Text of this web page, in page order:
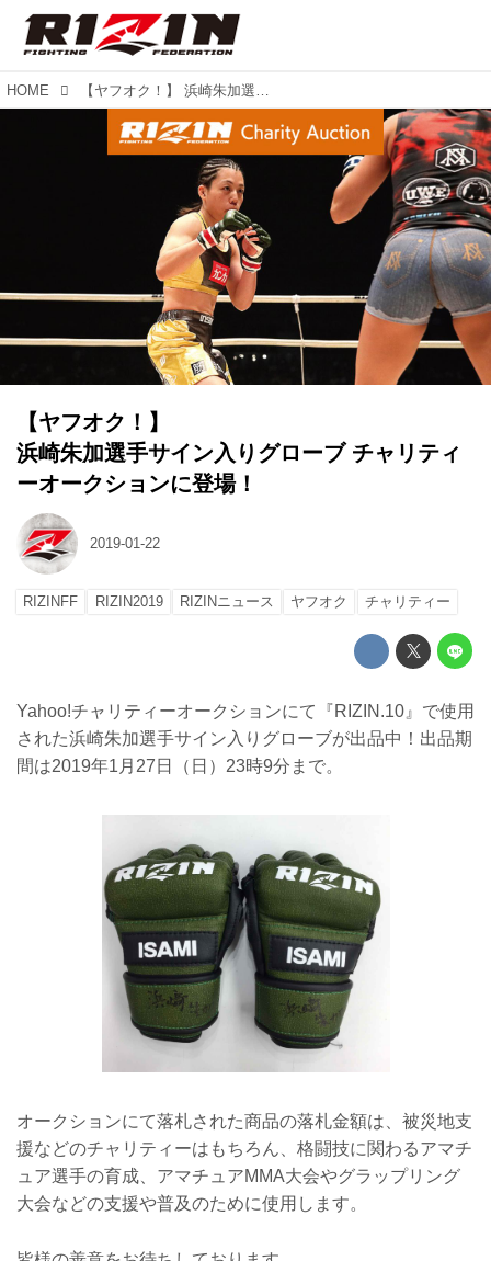
HOME 【ヤフオク！】 浜崎朱加選手サイン入りグローブ チャリティーオークションに登場！
【ヤフオク！】
浜崎朱加選手サイン入りグローブ チャリティ
ーオークションに登場！
2019-01-22
RIZINFF RIZIN2019 RIZINニュース ヤフオク チャリティー
Yahoo!チャリティーオークションにて『RIZIN.10』で使用
された浜崎朱加選手サイン入りグローブが出品中！出品期
間は2019年1月27日（日）23時9分まで。
オークションにて落札された商品の落札金額は、被災地支
援などのチャリティーはもちろん、格闘技に関わるアマチ
ュア選手の育成、アマチュアMMA大会やグラップリング
大会などの支援や普及のために使用します。